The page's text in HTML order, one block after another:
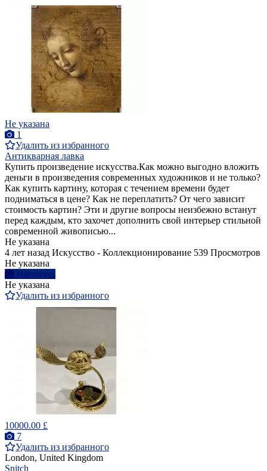
Не указана
1
Удалить из избранного
Антикварная лавка
Купить произведение искусства.Как можно выгодно вложить
деньги в произведения современных художников и не только?
Как купить картину, которая с течением времени будет
подниматься в цене? Как не переплатить? От чего зависит
стоимость картин? Эти и другие вопросы неизбежно встанут
перед каждым, кто захочет дополнить свой интерьер стильной
современной живописью...
Не указана
4 лет назад Искусство - Коллекционирование 539 Просмотров
Не указана
Написать
Не указана
Удалить из избранного
10000.00 £
7
Удалить из избранного
London, United Kingdom
Snitch